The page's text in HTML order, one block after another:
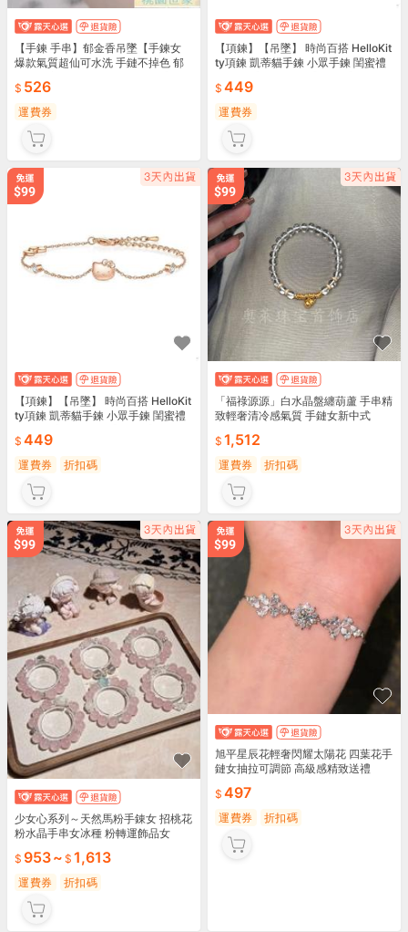
【手鍊 手串】郁金香吊墜【手鍊女
爆款氣質超仙可水洗 手鏈不掉色 郁
可水洗設計 不掉色 郁金香吊墜 輕奢
簡約 送禮首選
526
運費券
【項鍊】【吊墜】 時尚百搭 HelloKit
ty項鍊 凱蒂貓手鍊 小眾手鍊 閨蜜禮
品必備 💎
449
運費券
【項鍊】【吊墜】 時尚百搭 HelloKit
ty項鍊 凱蒂貓手鍊 小眾手鍊 閨蜜禮
品必備 💎
449
運費券 折扣碼
「福祿源源」白水晶盤纏葫蘆 手串精
致輕奢清冷感氣質 手鏈女新中式
1,512
運費券 折扣碼
少女心系列～天然馬粉手錬女 招桃花
粉水晶手串女冰種 粉轉運飾品女
953~ 1,613
運費券 折扣碼
旭平星辰花輕奢閃耀太陽花 四葉花手
鏈女抽拉可調節 高級感精致送禮
497
運費券 折扣碼